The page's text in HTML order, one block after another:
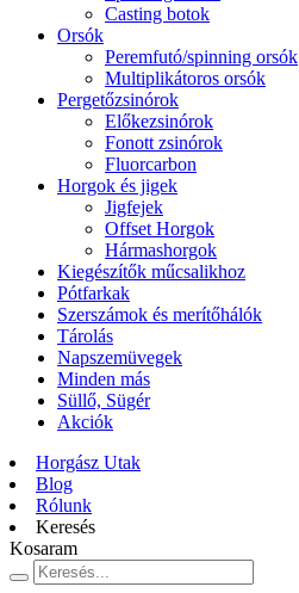
Casting botok
Orsók
Peremfutó/spinning orsók
Multiplikátoros orsók
Pergetőzsinórok
Előkezsinórok
Fonott zsinórok
Fluorcarbon
Horgok és jigek
Jigfejek
Offset Horgok
Hármashorgok
Kiegészítők műcsalikhoz
Pótfarkak
Szerszámok és merítőhálók
Tárolás
Napszemüvegek
Minden más
Süllő, Sügér
Akciók
Horgász Utak
Blog
Rólunk
Keresés
Kosaram